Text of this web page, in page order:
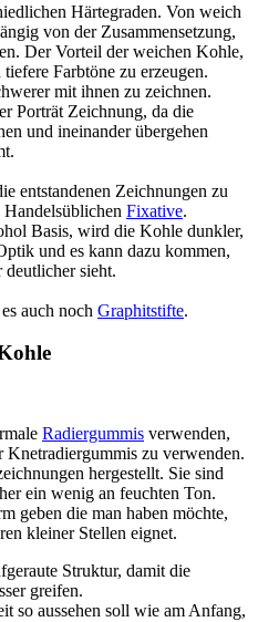
Härtegraden. Von weich
von der Zusammensetzung,
Der Vorteil der weichen Kohle,
Farbtöne zu erzeugen.
mit ihnen zu zeichnen.
Porträt Zeichnung, da die
und ineinander übergehen
entstandenen Zeichnungen zu
Fixative.
Basis, wird die Kohle dunkler,
und es kann dazu kommen,
deutlicher sieht.
auch noch Graphitstifte.
Radiergummis verwenden,
Knetradiergummis zu verwenden.
hergestellt. Sie sind
ein wenig an feuchten Ton.
geben die man haben möchte,
kleiner Stellen eignet.
Struktur, damit die
greifen.
so aussehen soll wie am Anfang,